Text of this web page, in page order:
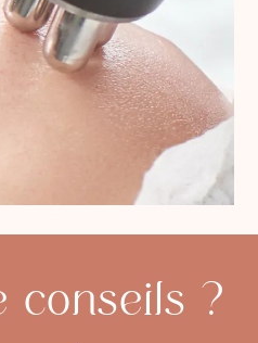
conseils ?